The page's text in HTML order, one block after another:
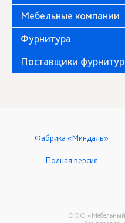
Мебельные компании
Фурнитура
Поставщики
ООО «Мебельный
Фабрика «Миндаль»
Полная версия